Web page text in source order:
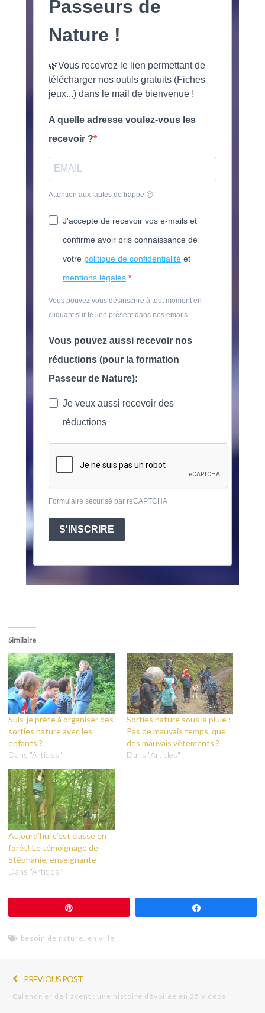
Passeurs de
Nature !
🌿Vous recevrez le lien permettant de
télécharger nos outils gratuits (Fiches
jeux...) dans le mail de bienvenue !
A quelle adresse voulez-vous les
recevoir ?
Attention aux fautes de frappe 😉
J'accepte de recevoir vos e-mails et
confirme avoir pris connaissance de
votre politique de confidentialité et
mentions légales
Vous pouvez vous désinscrire à tout moment en
cliquant sur le lien présent dans nos emails.
Vous pouvez aussi recevoir nos
réductions (pour la formation
Passeur de Nature):
Je veux aussi recevoir des
réductions
Formulaire sécurisé par reCAPTCHA
S'INSCRIRE
Similaire
Suis-je prête à organiser des
sorties nature avec les
enfants ?
Dans "Articles"
Sorties nature sous la pluie :
Pas de mauvais temps, que
des mauvais vêtements ?
Dans "Articles"
Aujourd’hui c’est classe en
forêt! Le témoignage de
Stéphanie, enseignante
Dans "Articles"
besoin de nature en ville
PREVIOUS POST
Calendrier de l’avent : une histoire dévoilée en 25 vidéos